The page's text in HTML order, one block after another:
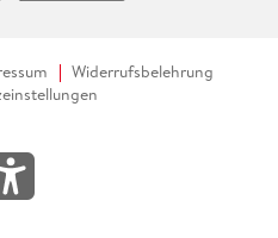
Widerrufsbelehrung